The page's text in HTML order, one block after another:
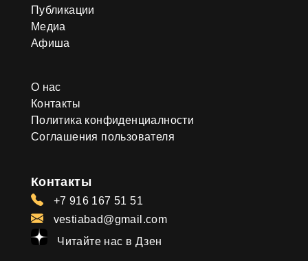
Публикации
Медиа
Афиша
О нас
Контакты
Политика конфиденциалности
Соглашения пользователя
Контакты
+7 916 167 51 51
vestiabad@gmail.com
Читайте нас в Дзен